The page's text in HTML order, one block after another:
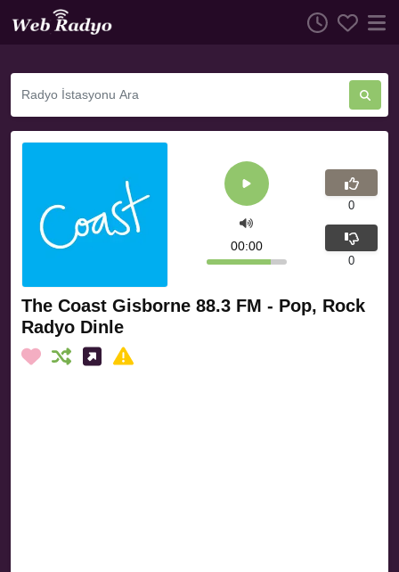
The Coast Gisborne 88.3 FM - Pop, Rock
Radyo Dinle
00:00
0
0